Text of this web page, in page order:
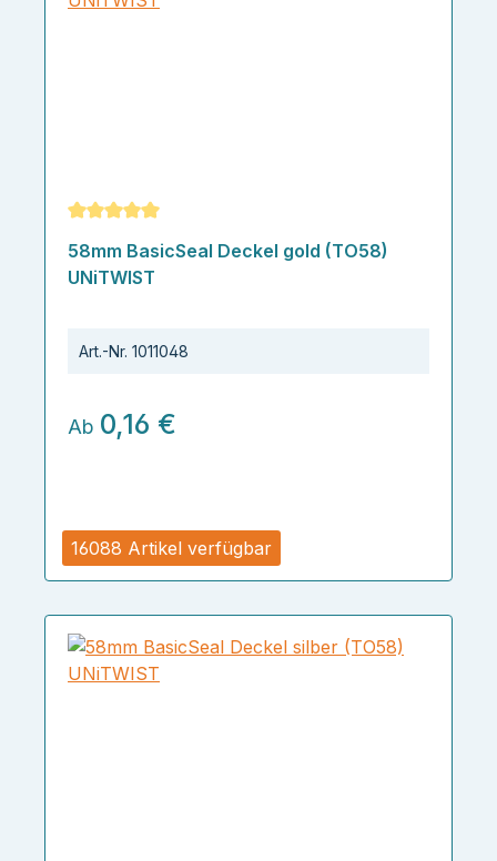
16088 Artikel verfügbar
Durchschnittliche Bewertung von 5 von 5 Sternen
58mm BasicSeal Deckel gold (TO58)
UNiTWIST
Art.-Nr. 1011048
Ab 0,16 €